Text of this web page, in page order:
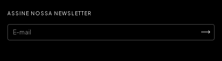
ASSINE NOSSA NEWSLETTER